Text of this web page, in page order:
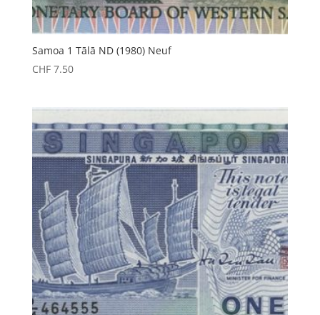
Samoa 1 Tālā ND (1980) Neuf
CHF7.50